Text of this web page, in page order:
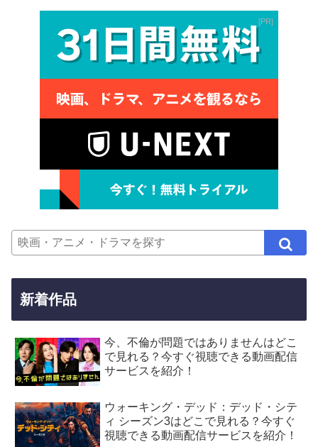
PR
新着作品
今、不倫が問題ではありませんはどこ
で見れる？今すぐ視聴できる動画配信
サービスを紹介！
ウォーキング・デッド：デッド・シテ
ィ シーズン3はどこで見れる？今すぐ
視聴できる動画配信サービスを紹介！